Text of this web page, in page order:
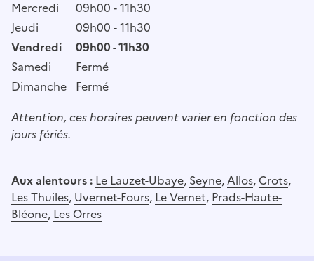
Mercredi
09h00 - 11h30
Jeudi
09h00 - 11h30
Vendredi
09h00 - 11h30
Samedi
Fermé
Dimanche Fermé
Attention, ces horaires peuvent varier en fonction des
jours fériés.
Aux alentours : Le Lauzet-Ubaye, Seyne,Allos, Crots,
Les Thuiles, Uvernet-Fours, Le Vernet, Prads-Haute-
Bléone, Les Orres